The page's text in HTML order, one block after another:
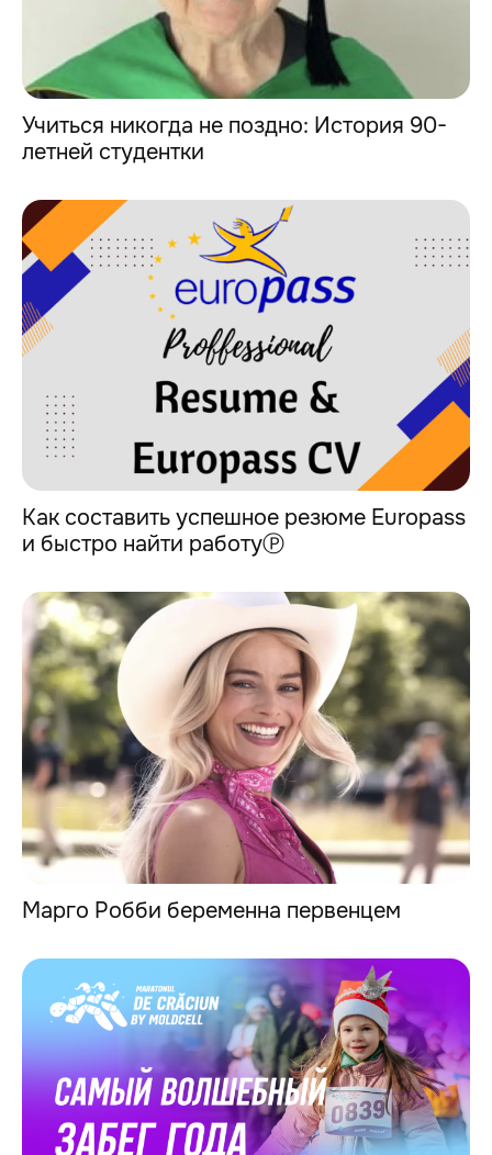
Учиться никогда не поздно: История 90-
летней студентки
Как составить успешное резюме Europass
и быстро найти работуⓅ
Марго Робби беременна первенцем